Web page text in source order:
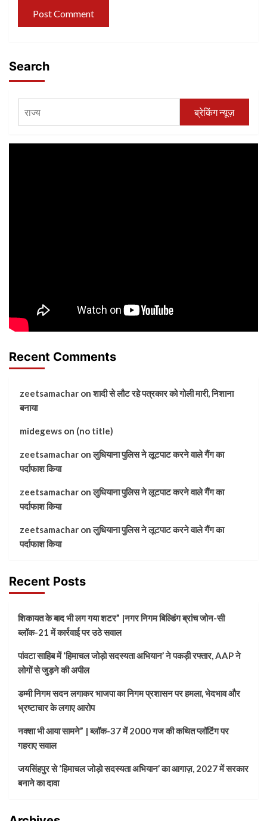
Search
ब्रेकिंग न्यूज़
Recent Comments
zeetsamachar onशादी से लौट रहे पत्रकार को गोली मारी, निशाना
बनाया
midegews on (no title)
zeetsamachar onलुधियाना पुलिस ने लूटपाट करने वाले गैंग का
पर्दाफाश किया
zeetsamachar onलुधियाना पुलिस ने लूटपाट करने वाले गैंग का
पर्दाफाश किया
zeetsamachar onलुधियाना पुलिस ने लूटपाट करने वाले गैंग का
पर्दाफाश किया
Recent Posts
शिकायत के बाद भी लग गया शटर” |नगर निगम बिल्डिंग ब्रांच जोन-सी
ब्लॉक-21 में कार्रवाई पर उठे सवाल
पांवटा साहिब में ‘हिमाचल जोड़ो सदस्यता अभियान’ ने पकड़ी रफ्तार, AAP ने
लोगों से जुड़ने की अपील
डम्मी निगम सदन लगाकर भाजपा का निगम प्रशासन पर हमला, भेदभाव और
भ्रष्टाचार के लगाए आरोप
नक्शा भी आया सामने” | ब्लॉक-37 में 2000 गज की कथित प्लॉटिंग पर
गहराए सवाल
जयसिंहपुर से ‘हिमाचल जोड़ो सदस्यता अभियान’ का आगाज़, 2027 में सरकार
बनाने का दावा